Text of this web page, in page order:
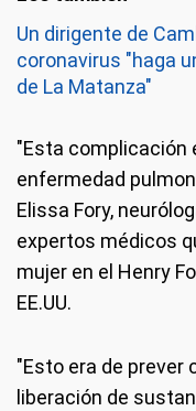
Un dirigente de
coronavirus "haga
de La Matanza"
"Esta complicación
enfermedad
Elissa Fory,
expertos médicos
mujer en el Henry
EE.UU.
"Esto era de prever
liberación de